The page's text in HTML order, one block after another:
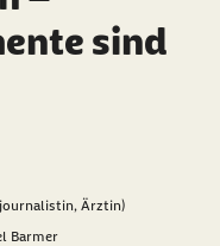
sind
Ärztin)
Barmer